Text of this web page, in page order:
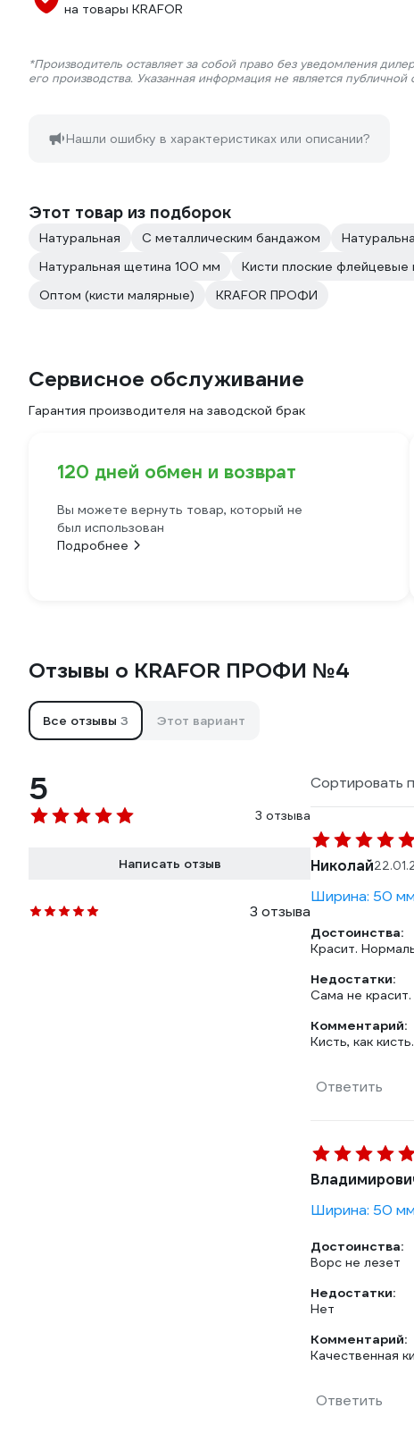
на товары KRAFOR
*Производитель оставляет за собой право без уведомления
его производства. Указанная информация не является публичной
Нашли ошибку в характеристиках или описании?
Этот товар из подборок
Натуральная С металлическим бандажом
Натуральная щетина 100 мм
Кисти плоские флейцевые
Оптом (кисти малярные)
KRAFOR ПРОФИ
Сервисное обслуживание
Гарантия производителя на заводской брак
120 дней обмен и возврат
Вы можете вернуть товар, который не
был использован
Подробнее
Отзывы о KRAFOR ПРОФИ №4
Все отзывы 3 Этот вариант
5
3 отзыва
Написать отзыв
3 отзыва
Сортировать
Николай
Ширина: 50 мм
Достоинства:
Красит.
Недостатки:
Сама не красит.
Комментарий:
Кисть, как кисть.
Ответить
Ширина: 50 мм
Достоинства:
Ворс не лезет
Недостатки:
Нет
Комментарий:
Качественная
Ответить